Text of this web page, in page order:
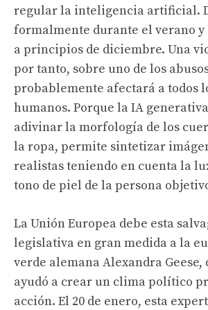
regular la inteligencia artificial.
formalmente durante el verano
a principios de diciembre. Una
por tanto, sobre uno de los
probablemente afectará a todos
humanos. Porque la IA
adivinar la morfología de los
la ropa, permite sintetizar
realistas teniendo en cuenta la
tono de piel de la persona
La Unión Europea debe esta
legislativa en gran medida a la
verde alemana Alexandra Geese,
ayudó a crear un clima político
acción. El 20 de enero, esta